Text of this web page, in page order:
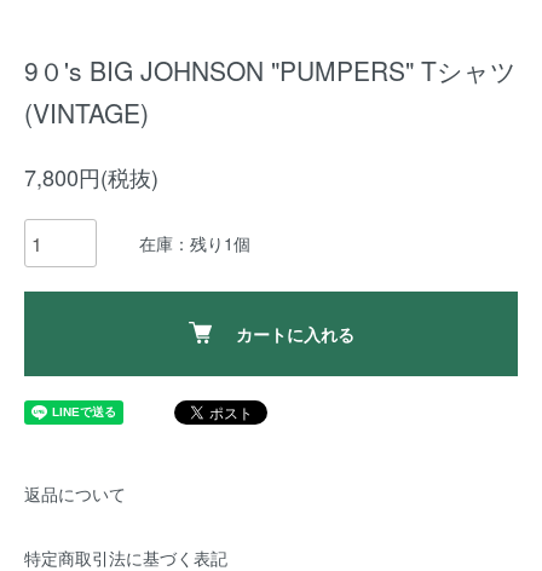
9０'s BIG JOHNSON "PUMPERS" Tシャツ
(VINTAGE)
7,800円(税抜)
在庫：残り1個
カートに入れる
返品について
特定商取引法に基づく表記